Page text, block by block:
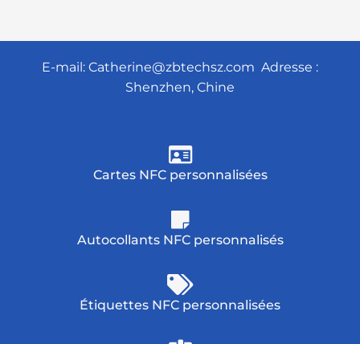
E-mail: Catherine@zbtechsz.com Adresse :
Shenzhen, Chine
Cartes NFC personnalisées
Autocollants NFC personnalisés
Étiquettes NFC personnalisées